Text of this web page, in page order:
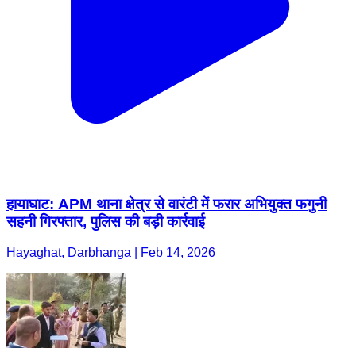
हायाघाट: APM थाना क्षेत्र से वारंटी में फरार अभियुक्त फगुनी
सहनी गिरफ्तार, पुलिस की बड़ी कार्रवाई
Hayaghat, Darbhanga | Feb 14, 2026